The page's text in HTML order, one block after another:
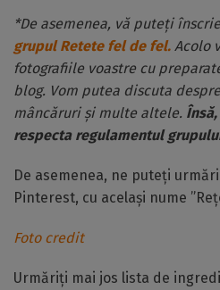
*De asemenea, vă puteți
grupul Retete fel de fel. Acolo
fotografiile voastre cu
blog. Vom putea discuta
mâncăruri și multe altele.
respecta regulamentul
De asemenea, ne puteți
Pinterest, cu același nume
Foto credit
Urmăriți mai jos lista de